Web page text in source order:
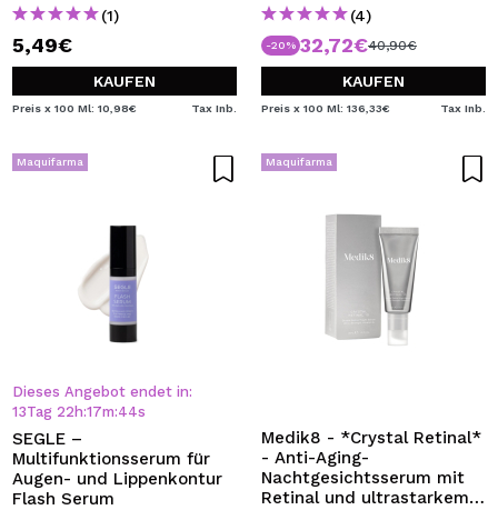
(1)
5,49€
KAUFEN
Preis x 100 Ml: 10,98€ Tax Inb.
(4)
-20% 32,72€40,90€
KAUFEN
Preis x 100 Ml: 136,33€ Tax Inb.
Maquifarma
Dieses Angebot endet in:
13Tag 22 h:17m:44s
SEGLE –
Multifunktionsserum für
Augen- und Lippenkontur
Flash Serum
Maquifarma
Medik8 - *Crystal Retinal*
- Anti-Aging-
Nachtgesichtsserum mit
Retinal und ultrastarkem